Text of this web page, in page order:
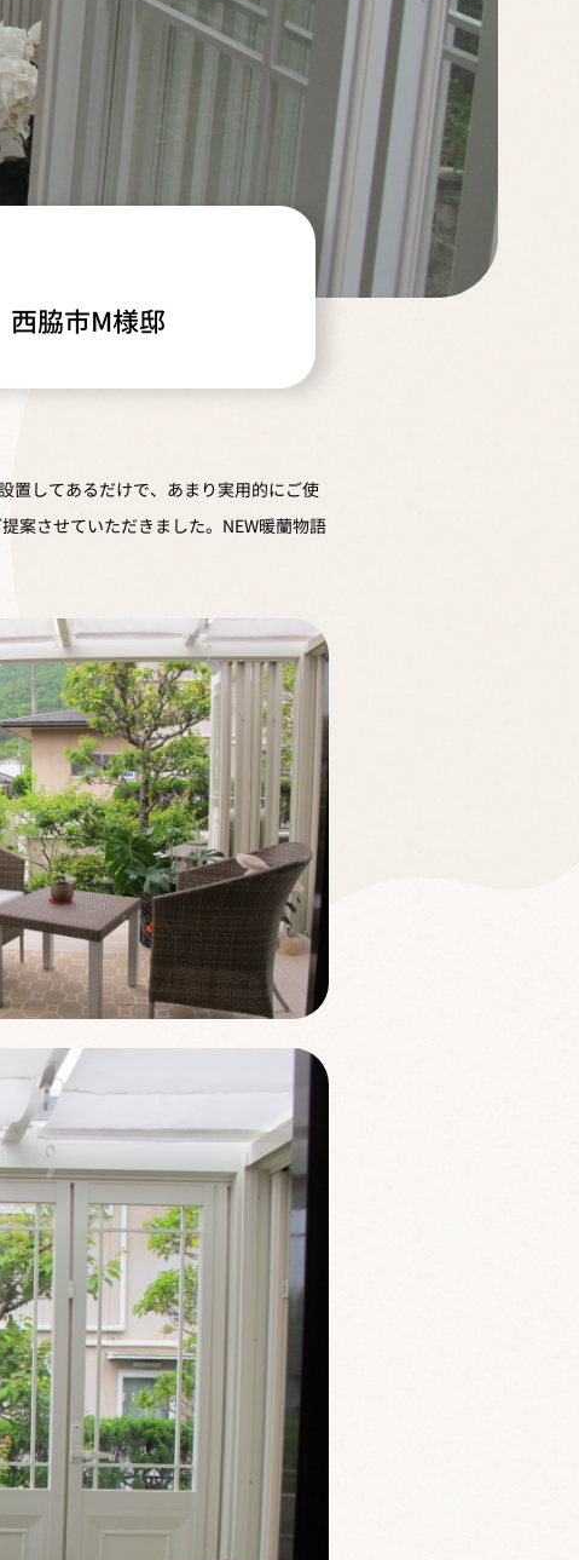
脇市M様邸
してあるだけで、あまり実用的にご使
案させていただきました。NEW暖蘭物語